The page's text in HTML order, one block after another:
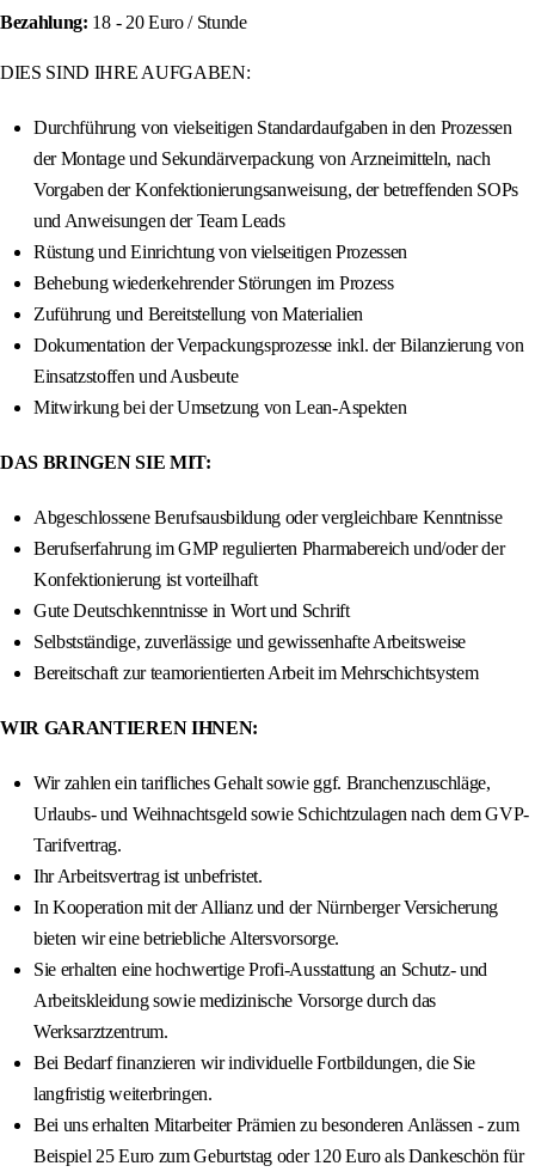
Bezahlung: 18 - 20 Euro / Stunde
DIES SIND IHRE AUFGABEN:
Durchführung von vielseitigen Standardaufgaben in den Prozessen
der Montage und Sekundärverpackung von Arzneimitteln, nach
Vorgaben der Konfektionierungsanweisung, der betreffenden SOPs
und Anweisungen der Team Leads
Rüstung und Einrichtung von vielseitigen Prozessen
Behebung wiederkehrender Störungen im Prozess
Zuführung und Bereitstellung von Materialien
Dokumentation der Verpackungsprozesse inkl. der Bilanzierung von
Einsatzstoffen und Ausbeute
Mitwirkung bei der Umsetzung von Lean-Aspekten
DAS BRINGEN SIE MIT:
Abgeschlossene Berufsausbildung oder vergleichbare Kenntnisse
Berufserfahrung im GMP regulierten Pharmabereich und/oder der
Konfektionierung ist vorteilhaft
Gute Deutschkenntnisse in Wort und Schrift
Selbstständige, zuverlässige und gewissenhafte Arbeitsweise
Bereitschaft zur teamorientierten Arbeit im Mehrschichtsystem
WIR GARANTIEREN IHNEN:
Wir zahlen ein tarifliches Gehalt sowie ggf. Branchenzuschläge,
Urlaubs- und Weihnachtsgeld sowie Schichtzulagen nach dem GVP-
Tarifvertrag.
Ihr Arbeitsvertrag ist unbefristet.
In Kooperation mit der Allianz und der Nürnberger Versicherung
bieten wir eine betriebliche Altersvorsorge.
Sie erhalten eine hochwertige Profi-Ausstattung an Schutz- und
Arbeitskleidung sowie medizinische Vorsorge durch das
Werksarztzentrum.
Bei Bedarf finanzieren wir individuelle Fortbildungen, die Sie
langfristig weiterbringen.
Bei uns erhalten Mitarbeiter Prämien zu besonderen Anlässen - zum
Beispiel 25 Euro zum Geburtstag oder 120 Euro als Dankeschön für